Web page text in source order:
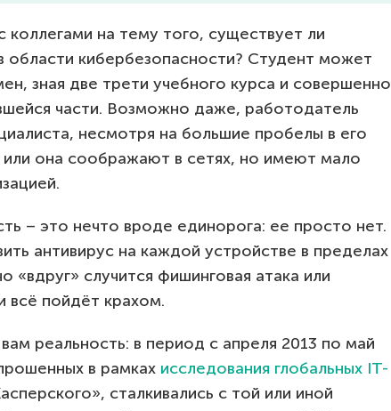
коллегами на тему того, существует ли
области кибербезопасности? Студент может
зная две трети учебного курса и совершенно
части. Возможно даже, работодатель
несмотря на большие пробелы в его
или она соображают в сетях, но имеют мало
– это нечто вроде единорога: ее просто нет.
антивирус на каждой устройстве в пределах
«вдруг» случится фишинговая атака или
всё пойдёт крахом.
реальность: в период с апреля 2013 по май
в рамках исследования глобальных IT-
сталкивались с той или иной